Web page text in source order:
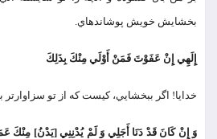
بخشايش خويش پوشانده‏اي.
إِلَهِي إِنْ عَفَوْتَ فَمَنْ أَوْلَي مِنْكَ بِذَلِكَ
خدايا! اگر ببخشايي، كيست كه از تو سزاوارتر
وَ إِنْ كَانَ قَدْ دَنَا أَجَلِي وَ لَمْ يُدْنِنِي [يَدْنُ‏] مِنْكَ